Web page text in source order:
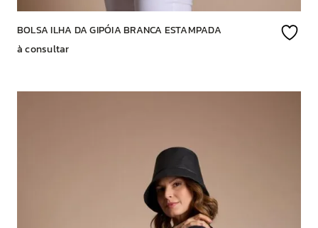
BOLSA ILHA DA GIPÓIA BRANCA ESTAMPADA
à consultar